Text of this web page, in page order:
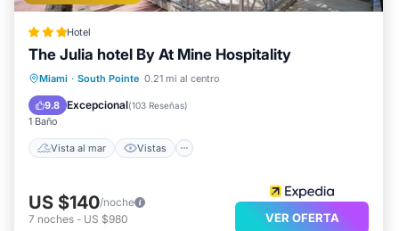
Hotel
The Julia hotel By At Mine Hospitality
Miami · South Pointe 0.21 mi al centro
9.8 Excepcional(103 Reseñas)
1 Baño
Vista al mar Vistas
Vista al mar Vistas
Aire acondicionado
US $140/noche
7 noches - US $980 VER OFERTA